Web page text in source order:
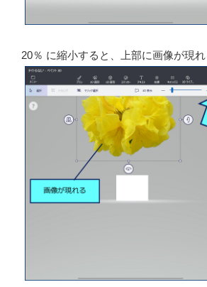
何も表示されない？？？→ 貼り付けた
ている。→ 画像サイズを縮小する。